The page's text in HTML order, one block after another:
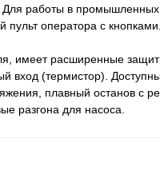
работы в
оператора с кнопками.
имеет расширенные
(термистор).
плавный останов с
разгона для насоса.